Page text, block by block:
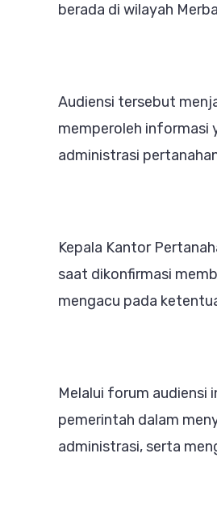
berada di wilayah
Audiensi tersebut
memperoleh informasi
administrasi
Kepala Kantor
saat dikonfirmasi
mengacu pada
Melalui forum audiensi
pemerintah dalam
administrasi, serta